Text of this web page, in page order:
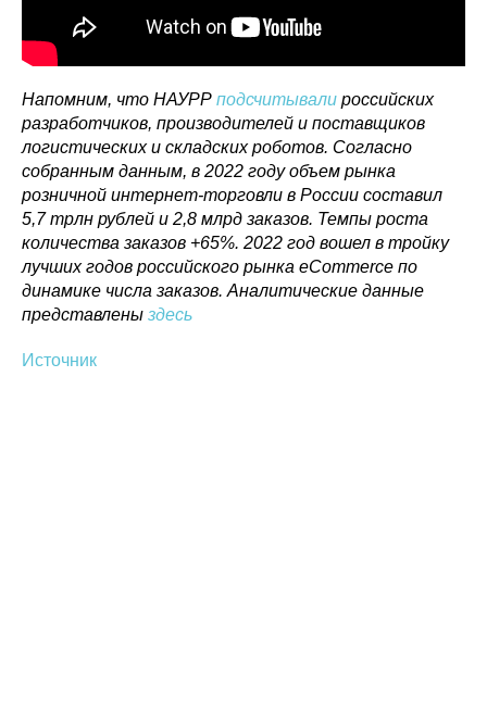
Напомним, что НАУРР подсчитывали российских
разработчиков, производителей и поставщиков
логистических и складских роботов. Согласно
собранным данным, в 2022 году объем рынка
розничной интернет-торговли в России составил
5,7 трлн рублей и 2,8 млрд заказов. Темпы роста
количества заказов +65%. 2022 год вошел в тройку
лучших годов российского рынка eCommerce по
динамике числа заказов. Аналитические данные
представлены здесь
Источник
© 2015-2026 НАУРР. Все права защищены. При использовании материалов
Политика конфиденциальности
© 2015-2026 НАУРР. Все права защищены.
При использовании материалов ссылка на ROBOTUNION.RU — обязательна